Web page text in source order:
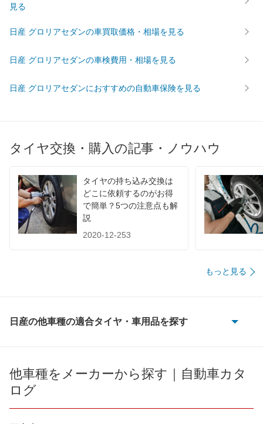
見る
日産 グロリアセダンの車買取価格・相場を見る
日産 グロリアセダンの車検費用・相場を見る
日産 グロリアセダンにおすすめの自動車保険を見る
タイヤ交換・購入の記事・ノウハウ
タイヤの持ち込み交換は
どこに依頼するのがお得
で簡単？5つの注意点も解
説
2020-12-253
もっと見る
日産の他車種の適合タイヤ・車用品を探す
AD
AD エキスパート
他車種をメーカーから探す｜自動車カタ
ログ